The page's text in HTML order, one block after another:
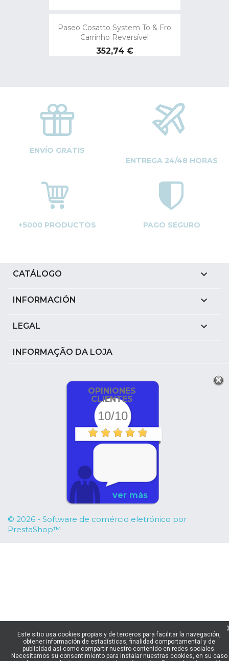
Paseo Cosatto System To & Fro
Carrinho Reversível
Preço
352,74 €
ENVÍO GRATIS
ENTREGA 24/48 HORAS
+5000 PRODUCTOS PAGO SEGURO
CATÁLOGO 
INFORMACIÓN 
LEGAL 
INFORMAÇÃO DA LOJA
OPINIONES
CLIENTES
10/10
ver más
© 2026 - Software de comércio eletrónico por
PrestaShop™
Este sitio usa cookies propias y de terceros para facilitar la navegación,
obtener información de estadísticas, finalidad comportamental y de
publicidad así como compartir nuestro contenido en redes sociales.
Necesitamos su consentimiento para instalar nuestras cookies, en su caso